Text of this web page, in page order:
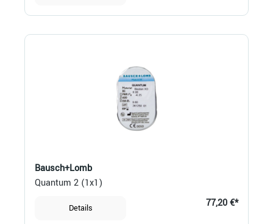
Bausch+Lomb
Quantum 2 (1x1)
Details 77,20 €*